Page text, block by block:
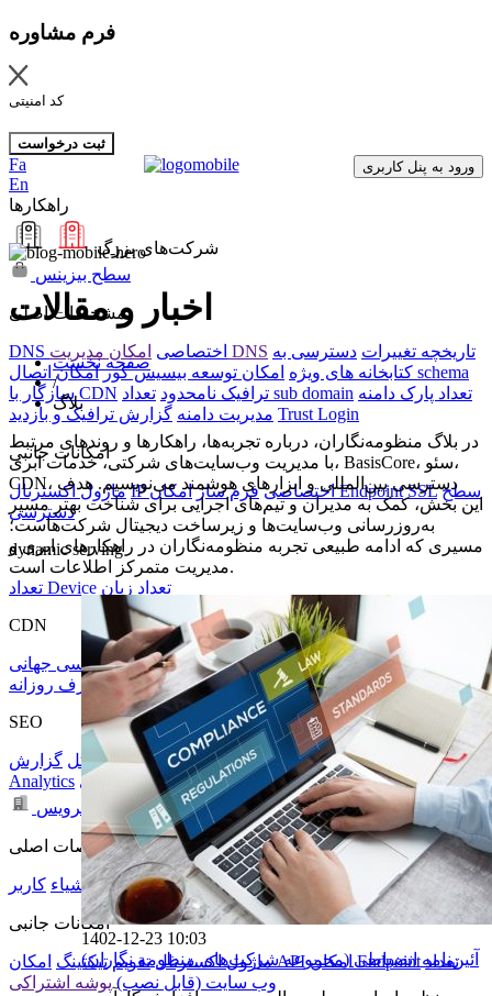
فرم مشاوره
کد امنیتی
ثبت درخواست
Fa
En
ورود به پنل کاربری
راهکارها
شرکت‌های بزرگ
سطح بیزینس
مشخصات اصلی
DNS اختصاصی امکان مدیریت DNS تاریخچه تغییرات دسترسی به
کتابخانه های ویژه امکان توسعه بیسیس کور
امکان اتصال schema
سازگار با CDN
ترافیک نامحدود تعداد sub domain تعداد پارک دامنه
مدیریت دامنه گزارش ترافیک و بازدید Trust Login
امکانات جانبی
ماژول اکسترنال IP اختصاصی فرم ساز امکان Endpoint SSL سطح
دسترسی
dynamic serving
تعداد Device تعداد زبان
CDN
دسترسی جهانی Caching Index 4 Image Optimization تصاویر مدرن
گزارش مصرف روزانه
SEO
امکان بهینه سازی اختصاصی ارسال خودکار به گوگل گزارش
Analytics
تعداد کلیدواژه های SEO
سطح سرویس
مشخصات اصلی
حجمگالری اشیاء کاربر
امکانات جانبی
ماژول اکسترنال تقویم تیکتینگ امکان API امکان Endpoint تعداد
وب سایت (قابل نصب) پوشه اشتراکی
اخبار و مقالات
صفحه نخست
/
بلاگ
در بلاگ منظومه‌نگاران، درباره تجربه‌ها، راهکارها و روندهای مرتبط
با مدیریت وب‌سایت‌های شرکتی، خدمات ابری، BasisCore، سئو،
CDN، دسترسی بین‌المللی و ابزارهای هوشمند می‌نویسیم. هدف
این بخش، کمک به مدیران و تیم‌های اجرایی برای شناخت بهتر مسیر
به‌روزرسانی وب‌سایت‌ها و زیرساخت دیجیتال شرکت‌هاست؛
مسیری که ادامه طبیعی تجربه منظومه‌نگاران در راهکارهای ابری و
مدیریت متمرکز اطلاعات است.
1402-12-23 10:03
آئین‌نامه انضباطی (مجموعه شرکت‌های منظومه نگاران)